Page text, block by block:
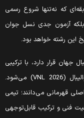
که نه‌تنها شروع رسمی
آزمون جدی نسل جوان
این رشته خواهد بود.
قرار دارد، با ترکیبی
لیگ ملت‌های والیبال (VNL 2026) می‌شود.
قهرمانی می‌دانند؛ تیمی
فنی و ترکیب قابل‌توجهی